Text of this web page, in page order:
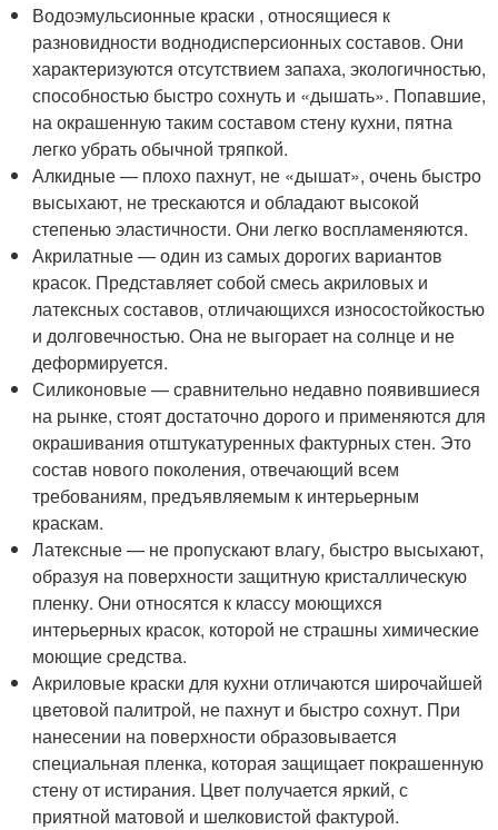
Водоэмульсионные краски , относящиеся к
разновидности воднодисперсионных составов. Они
характеризуются отсутствием запаха, экологичностью,
способностью быстро сохнуть и «дышать». Попавшие,
на окрашенную таким составом стену кухни, пятна
легко убрать обычной тряпкой.
Алкидные — плохо пахнут, не «дышат», очень быстро
высыхают, не трескаются и обладают высокой
степенью эластичности. Они легко воспламеняются.
Акрилатные — один из самых дорогих вариантов
красок. Представляет собой смесь акриловых и
латексных составов, отличающихся износостойкостью
и долговечностью. Она не выгорает на солнце и не
деформируется.
Силиконовые — сравнительно недавно появившиеся
на рынке, стоят достаточно дорого и применяются для
окрашивания отштукатуренных фактурных стен. Это
состав нового поколения, отвечающий всем
требованиям, предъявляемым к интерьерным
краскам.
Латексные — не пропускают влагу, быстро высыхают,
образуя на поверхности защитную кристаллическую
пленку. Они относятся к классу моющихся
интерьерных красок, которой не страшны химические
моющие средства.
Акриловые краски для кухни отличаются широчайшей
цветовой палитрой, не пахнут и быстро сохнут. При
нанесении на поверхности образовывается
специальная пленка, которая защищает покрашенную
стену от истирания. Цвет получается яркий, с
приятной матовой и шелковистой фактурой.